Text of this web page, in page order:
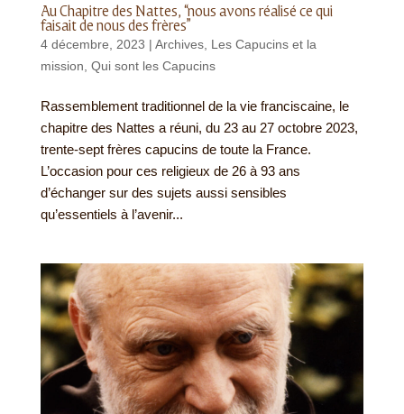
Au Chapitre des Nattes, “nous avons réalisé ce qui
faisait de nous des frères”
4 décembre, 2023 | Archives, Les Capucins et la
mission Qui sont les Capucins
Rassemblement traditionnel de la vie franciscaine, le
chapitre des Nattes a réuni, du 23 au 27 octobre 2023,
trente-sept frères capucins de toute la France.
L’occasion pour ces religieux de 26 à 93 ans
d’échanger sur des sujets aussi sensibles
qu’essentiels à l’avenir...